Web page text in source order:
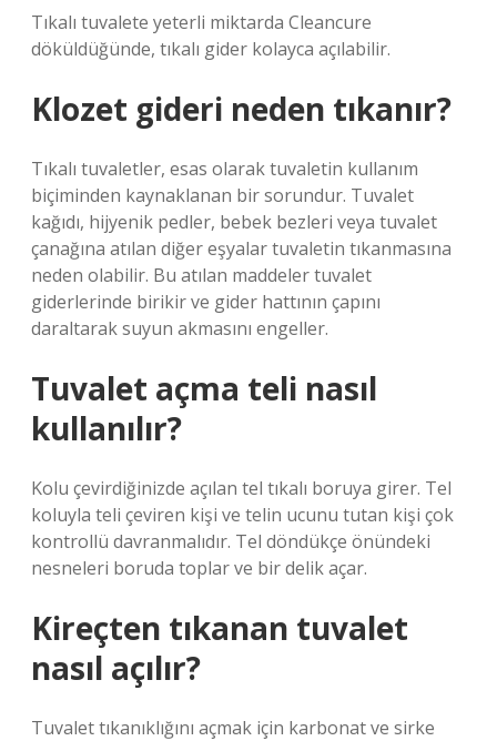
Tıkalı tuvalete yeterli miktarda Cleancure
döküldüğünde, tıkalı gider kolayca açılabilir.
Klozet gideri neden tıkanır?
Tıkalı tuvaletler, esas olarak tuvaletin kullanım
biçiminden kaynaklanan bir sorundur. Tuvalet
kağıdı, hijyenik pedler, bebek bezleri veya tuvalet
çanağına atılan diğer eşyalar tuvaletin tıkanmasına
neden olabilir. Bu atılan maddeler tuvalet
giderlerinde birikir ve gider hattının çapını
daraltarak suyun akmasını engeller.
Tuvalet açma teli nasıl
kullanılır?
Kolu çevirdiğinizde açılan tel tıkalı boruya girer. Tel
koluyla teli çeviren kişi ve telin ucunu tutan kişi çok
kontrollü davranmalıdır. Tel döndükçe önündeki
nesneleri boruda toplar ve bir delik açar.
Kireçten tıkanan tuvalet
nasıl açılır?
Tuvalet tıkanıklığını açmak için karbonat ve sirke